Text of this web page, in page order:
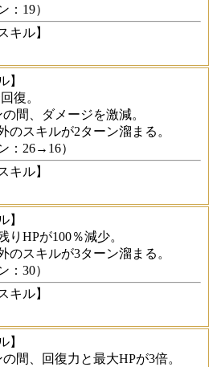
：19）
キル】
】
復。
間、ダメージを激減。
のスキルが2ターン溜まる。
：26→16）
キル】
】
りHPが100％減少。
のスキルが3ターン溜まる。
：30）
キル】
】
間、回復力と最大HPが3倍。